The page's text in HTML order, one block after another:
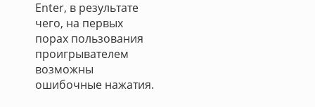
Enter, в результате
чего, на первых
порах пользования
проигрывателем
возможны
ошибочные нажатия.